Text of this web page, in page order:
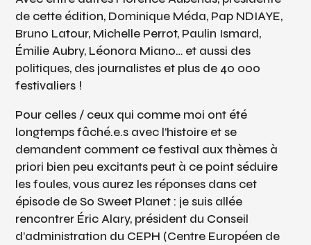
de cette édition, Dominique Méda, Pap NDIAYE,
Bruno Latour, Michelle Perrot, Paulin Ismard,
Émilie Aubry, Léonora Miano… et aussi des
politiques, des journalistes et plus de 40 000
festivaliers !
Pour celles / ceux qui comme moi ont été
longtemps fâché.e.s avec l’histoire et se
demandent comment ce festival aux thèmes à
priori bien peu excitants peut à ce point séduire
les foules, vous aurez les réponses dans cet
épisode de So Sweet Planet : je suis allée
rencontrer Éric Alary, président du Conseil
d’administration du CEPH (Centre Européen de